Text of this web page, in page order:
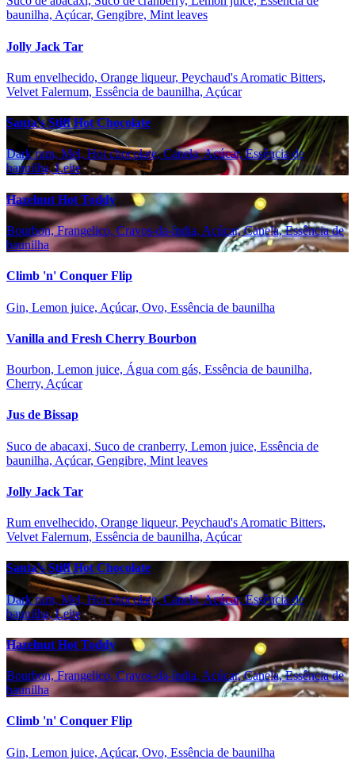
baunilha, Açúcar, Gengibre, Mint leaves
Jolly Jack Tar
Rum envelhecido, Orange liqueur, Peychaud's Aromatic Bitters,
Velvet Falernum, Essência de baunilha, Açúcar
Santa's Stiff Hot Chocolate
Dark rum, Mel, Hot chocolate, Canela, Açúcar, Essência de
baunilha, Leite
Hazelnut Hot Toddy
Bourbon, Frangelico, Cravos-da-índia, Açúcar, Canela, Essência de
baunilha
Climb 'n' Conquer Flip
Gin, Lemon juice, Açúcar, Ovo, Essência de baunilha
Vanilla and Fresh Cherry Bourbon
Bourbon, Lemon juice, Água com gás, Essência de baunilha,
Cherry, Açúcar
Jus de Bissap
Suco de abacaxi, Suco de cranberry, Lemon juice, Essência de
baunilha, Açúcar, Gengibre, Mint leaves
Jolly Jack Tar
Rum envelhecido, Orange liqueur, Peychaud's Aromatic Bitters,
Velvet Falernum, Essência de baunilha, Açúcar
Santa's Stiff Hot Chocolate
Dark rum, Mel, Hot chocolate, Canela, Açúcar, Essência de
baunilha, Leite
Hazelnut Hot Toddy
Bourbon, Frangelico, Cravos-da-índia, Açúcar, Canela, Essência de
baunilha
Climb 'n' Conquer Flip
Gin, Lemon juice, Açúcar, Ovo, Essência de baunilha